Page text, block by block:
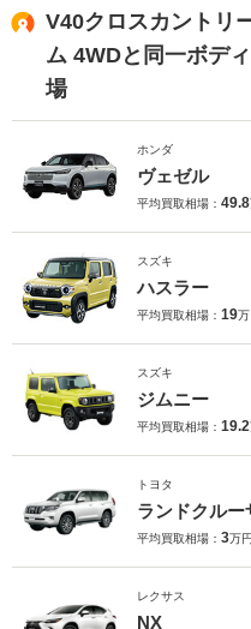
V40クロスカントリ
ム 4WDと同一ボデ
場
ホンダ
ヴェゼル
平均買取相場： 49.8
スズキ
ハスラー
平均買取相場： 19
スズキ
ジムニー
平均買取相場： 19.2
トヨタ
ランドクルー
平均買取相場： 3万
レクサス
NX